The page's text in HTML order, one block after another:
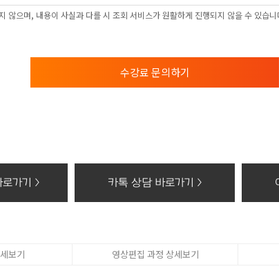
이용목적
과담당선생님의 전화 및 SNS 상담
리가 있다는 사실과 동의 거부에 따른 불이익 내용
저장된 개인정보 : 기록을 재생할 수 없는 기술적 방법을 사용하여 삭제
않으며, 내용이 사실과 다를 시 조회 서비스가 원활하게 진행되지 않을 수 있습니
수강료 문의하기
가기 > 카톡 상담 바로가기 >
보기 영상편집 과정 상세보기